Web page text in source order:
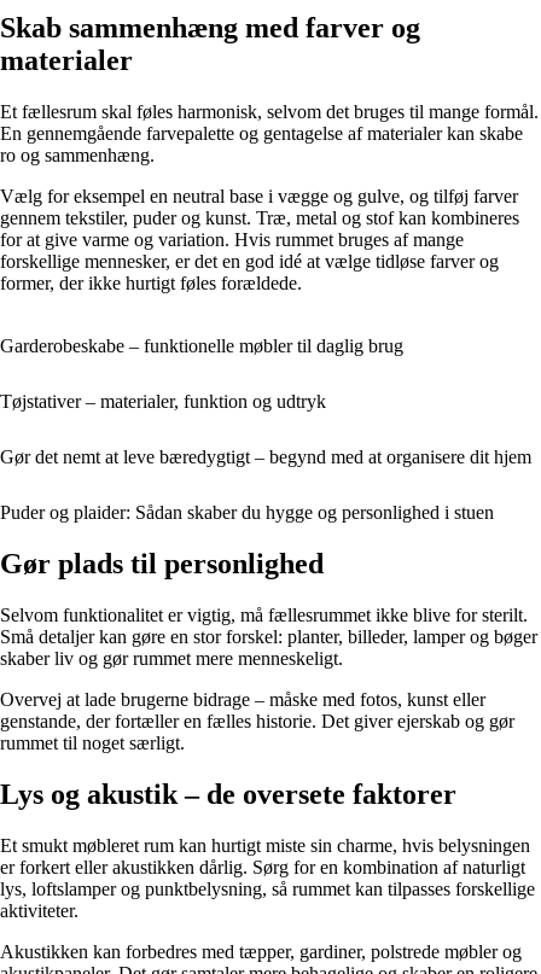
Skab sammenhæng med farver og
materialer
Et fællesrum skal føles harmonisk, selvom det bruges til mange formål.
En gennemgående farvepalette og gentagelse af materialer kan skabe
ro og sammenhæng.
Vælg for eksempel en neutral base i vægge og gulve, og tilføj farver
gennem tekstiler, puder og kunst. Træ, metal og stof kan kombineres
for at give varme og variation. Hvis rummet bruges af mange
forskellige mennesker, er det en god idé at vælge tidløse farver og
former, der ikke hurtigt føles forældede.
Garderobeskabe – funktionelle møbler til daglig brug
Tøjstativer – materialer, funktion og udtryk
Gør det nemt at leve bæredygtigt – begynd med at organisere dit hjem
Puder og plaider: Sådan skaber du hygge og personlighed i stuen
Gør plads til personlighed
Selvom funktionalitet er vigtig, må fællesrummet ikke blive for sterilt.
Små detaljer kan gøre en stor forskel: planter, billeder, lamper og bøger
skaber liv og gør rummet mere menneskeligt.
Overvej at lade brugerne bidrage – måske med fotos, kunst eller
genstande, der fortæller en fælles historie. Det giver ejerskab og gør
rummet til noget særligt.
Lys og akustik – de oversete faktorer
Et smukt møbleret rum kan hurtigt miste sin charme, hvis belysningen
er forkert eller akustikken dårlig. Sørg for en kombination af naturligt
lys, loftslamper og punktbelysning, så rummet kan tilpasses forskellige
aktiviteter.
Akustikken kan forbedres med tæpper, gardiner, polstrede møbler og